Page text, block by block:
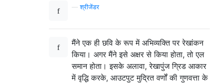
—श्रीजेंडर
मैंने एक ही छवि के रूप में अभिव्यक्ति पर रेखांकन
किया। अगर मैंने इसे अक्षर से किया होता, तो एल
समान होता। इसके अलावा, रेखापुंज ग्रिड आकार
में वृद्धि करके, आउटपुट मुद्रित वर्णों की गुणवत्ता के